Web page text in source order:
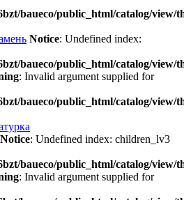
baueco/public_html/catalog/view/
Notice: Undefined index:
baueco/public_html/catalog/view/
: Invalid argument supplied for
baueco/public_html/catalog/view/
Notice: Undefined index: children_lv3
baueco/public_html/catalog/view/
: Invalid argument supplied for